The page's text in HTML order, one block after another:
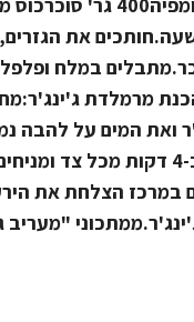
את
מרמלדת
ואת המים על להבה
הבשר:צולים את הבשר בגריל כ-
במרכז הצלחת את
"מעריב